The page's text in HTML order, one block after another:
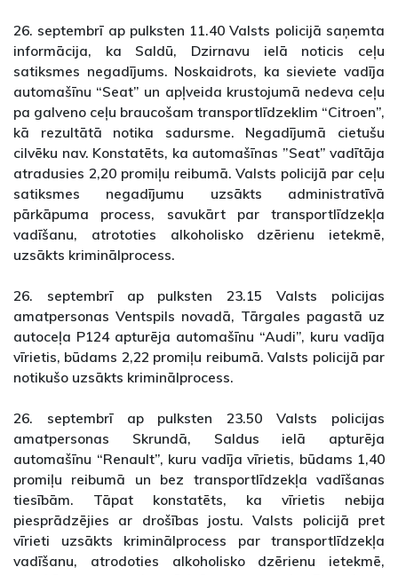
26. septembrī ap pulksten 11.40 Valsts policijā saņemta
informācija, ka Saldū, Dzirnavu ielā noticis ceļu
satiksmes negadījums. Noskaidrots, ka sieviete vadīja
automašīnu “Seat” un apļveida krustojumā nedeva ceļu
pa galveno ceļu braucošam transportlīdzeklim “Citroen”,
kā rezultātā notika sadursme. Negadījumā cietušu
cilvēku nav. Konstatēts, ka automašīnas ”Seat” vadītāja
atradusies 2,20 promiļu reibumā. Valsts policijā par ceļu
satiksmes negadījumu uzsākts administratīvā
pārkāpuma process, savukārt par transportlīdzekļa
vadīšanu, atrototies alkoholisko dzērienu ietekmē,
uzsākts kriminālprocess.
26. septembrī ap pulksten 23.15 Valsts policijas
amatpersonas Ventspils novadā, Tārgales pagastā uz
autoceļa P124 apturēja automašīnu “Audi”, kuru vadīja
vīrietis, būdams 2,22 promiļu reibumā. Valsts policijā par
notikušo uzsākts kriminālprocess.
26. septembrī ap pulksten 23.50 Valsts policijas
amatpersonas Skrundā, Saldus ielā apturēja
automašīnu “Renault”, kuru vadīja vīrietis, būdams 1,40
promiļu reibumā un bez transportlīdzekļa vadīšanas
tiesībām. Tāpat konstatēts, ka vīrietis nebija
piesprādzējies ar drošības jostu. Valsts policijā pret
vīrieti uzsākts kriminālprocess par transportlīdzekļa
vadīšanu, atrodoties alkoholisko dzērienu ietekmē,